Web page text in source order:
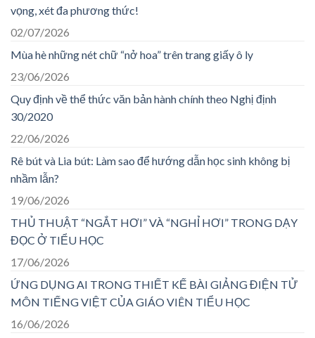
vọng, xét đa phương thức!
02/07/2026
Mùa hè những nét chữ “nở hoa” trên trang giấy ô ly
23/06/2026
Quy định về thể thức văn bản hành chính theo Nghị định
30/2020
22/06/2026
Rê bút và Lia bút: Làm sao để hướng dẫn học sinh không bị
nhầm lẫn?
19/06/2026
THỦ THUẬT “NGẮT HƠI” VÀ “NGHỈ HƠI” TRONG DẠY
ĐỌC Ở TIỂU HỌC
17/06/2026
ỨNG DỤNG AI TRONG THIẾT KẾ BÀI GIẢNG ĐIỆN TỬ
MÔN TIẾNG VIỆT CỦA GIÁO VIÊN TIỂU HỌC
16/06/2026